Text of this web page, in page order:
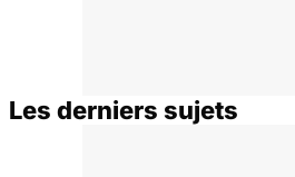
Les derniers sujets